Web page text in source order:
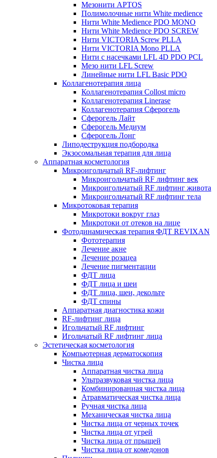
Мезонити APTOS
Полимолочные нити White medience
Нити White Medience PDO MONO
Нити White Medience PDO SCREW
Нити VICTORIA Screw PLLA
Нити VICTORIA Mono PLLA
Нити с насечками LFL 4D PDO PCL
Мезо нити LFL Screw
Линейные нити LFL Basic PDO
Коллагенотерапия лица
Коллагенотерапия Collost micro
Коллагенотерапия Linerase
Коллагенотерапия Сферогель
Сферогель Лайт
Сферогель Медиум
Сферогель Лонг
Липодеструкция подбородка
Экзосомальная терапия для лица
Аппаратная косметология
Микроигольчатый RF-лифтинг
Микроигольчатый RF лифтинг век
Микроигольчатый RF лифтинг живота
Микроигольчатый RF лифтинг тела
Микротоковая терапия
Микротоки вокруг глаз
Микротоки от отеков на лице
Фотодинамическая терапия ФДТ REVIXAN
Фототерапия
Лечение акне
Лечение розацеа
Лечение пигментации
ФДТ лица
ФДТ лица и шеи
ФДТ лица, шеи, декольте
ФДТ спины
Аппаратная диагностика кожи
RF-лифтинг лица
Игольчатый RF лифтинг
Игольчатый RF лифтинг лица
Эстетическая косметология
Компьютерная дерматоскопия
Чистка лица
Аппаратная чистка лица
Ультразвуковая чистка лица
Комбинированная чистка лица
Атравматическая чистка лица
Ручная чистка лица
Механическая чистка лица
Чистка лица от черных точек
Чистка лица от угрей
Чистка лица от прыщей
Чистка лица от комедонов